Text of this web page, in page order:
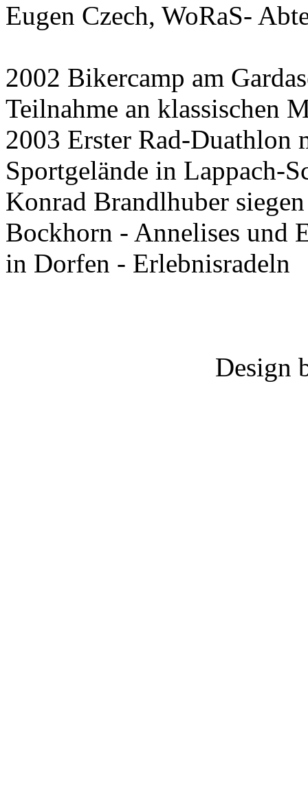
Eugen Czech, WoRaS-
2002 Bikercamp am
Teilnahme an klassischen
2003 Erster Rad-Duathlon
Sportgelände in Lappach-
Konrad Brandlhuber
Bockhorn - Annelises und
in Dorfen - Erlebnisradeln
Design